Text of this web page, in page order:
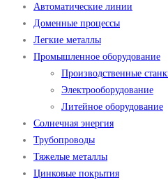
Автоматические линии
Доменные процессы
Легкие металлы
Промышленное оборудование
Производственные
Электрооборудование
Литейное оборудование
Солнечная энергия
Трубопроводы
Тяжелые металлы
Цинковые покрытия